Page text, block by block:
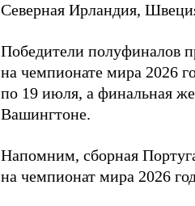
Северная Ирландия,
Победители полуфиналов
на чемпионате мира 2026
по 19 июля, а финальная
Вашингтоне.
Напомним, сборная
на чемпионат мира 2026